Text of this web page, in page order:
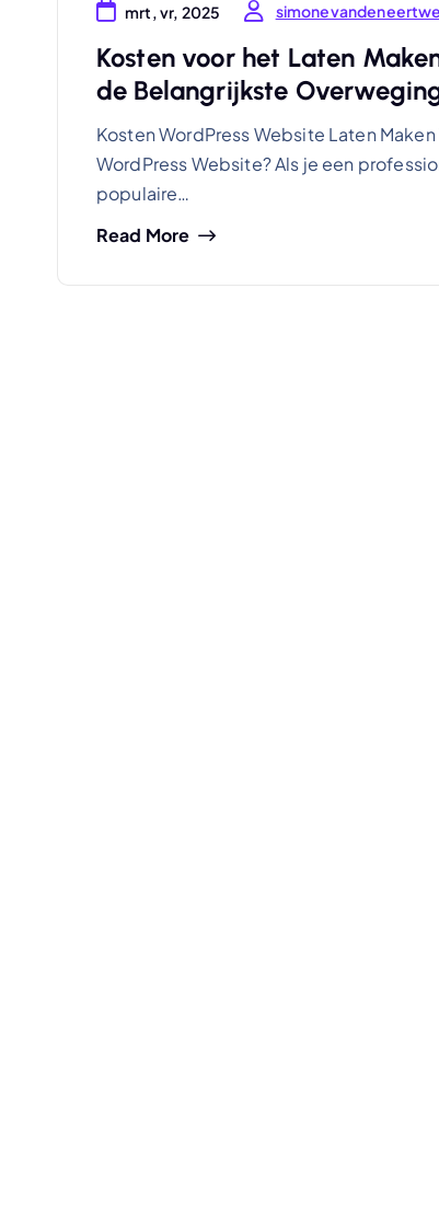
mrt, vr, 2025
Kosten voor het Laten
de Belangrijkste
Kosten WordPress Website Laten
WordPress Website? Als je een
populaire…
Read More